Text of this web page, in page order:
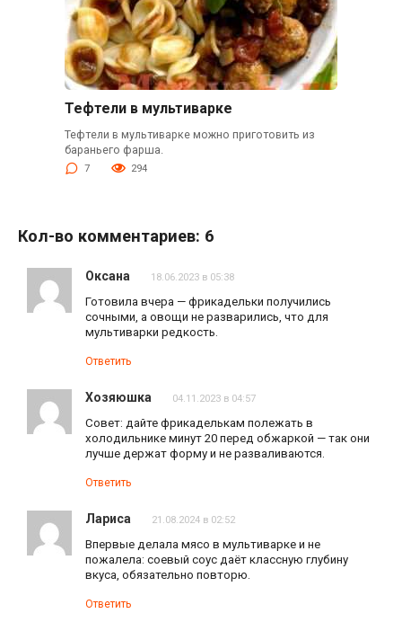
Тефтели в мультиварке
Тефтели в мультиварке можно приготовить из
бараньего фарша.
7 294
Кол-во комментариев: 6
Оксана 18.06.2023 в 05:38
Готовила вчера — фрикадельки получились
сочными, а овощи не разварились, что для
мультиварки редкость.
Ответить
Хозяюшка 04.11.2023 в 04:57
Совет: дайте фрикаделькам полежать в
холодильнике минут 20 перед обжаркой — так они
лучше держат форму и не разваливаются.
Ответить
Лариса 21.08.2024 в 02:52
Впервые делала мясо в мультиварке и не
пожалела: соевый соус даёт классную глубину
вкуса, обязательно повторю.
Ответить